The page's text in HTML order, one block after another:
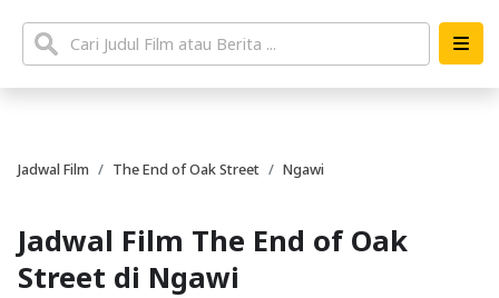
Jadwal Film The End of Oak Street Ngawi
Jadwal Film The End of Oak
Street di Ngawi